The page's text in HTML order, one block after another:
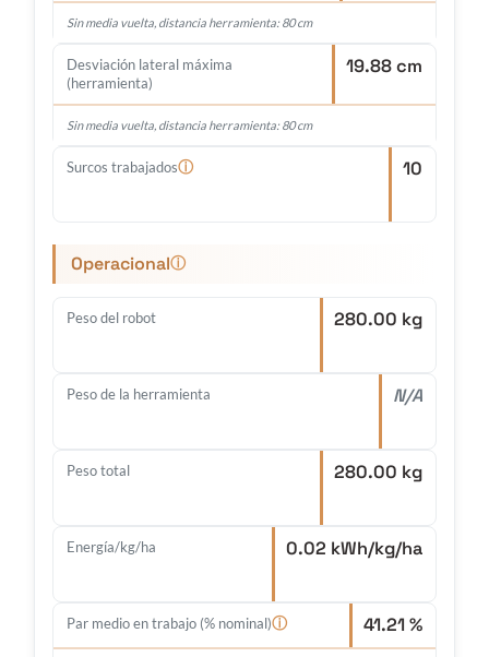
Sin media vuelta, distancia herramienta: 80 cm
Desviación lateral máxima
(herramienta)
19.88 cm
Sin media vuelta, distancia herramienta: 80 cm
Surcos trabajadosⓘ 10
Operacionalⓘ
Peso del robot 280.00 kg
Peso de la herramienta N/A
Peso total 280.00 kg
Energía/kg/ha 0.02 kWh/kg/ha
Par medio en trabajo (% nominal)ⓘ 41.21 %